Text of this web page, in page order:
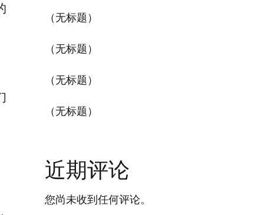
（无标题）
（无标题）
（无标题）
（无标题）
近期评论
您尚未收到任何评论。